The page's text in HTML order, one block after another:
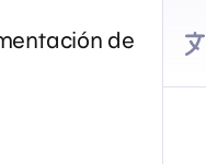
de